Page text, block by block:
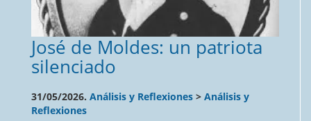
José de Moldes: un patriota
silenciado
31/05/2026. Análisis y Reflexiones > Análisis y
Reflexiones